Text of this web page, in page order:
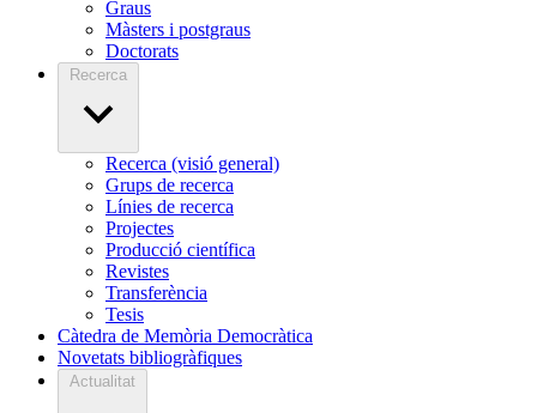
Graus
Màsters i postgraus
Doctorats
Recerca
Recerca (visió general)
Grups de recerca
Línies de recerca
Projectes
Producció científica
Revistes
Transferència
Tesis
Càtedra de Memòria Democràtica
Novetats bibliogràfiques
Actualitat